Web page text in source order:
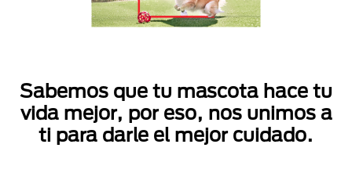
Sabemos que tu mascota hace tu
vida mejor, por eso, nos unimos a
ti para darle el mejor cuidado.